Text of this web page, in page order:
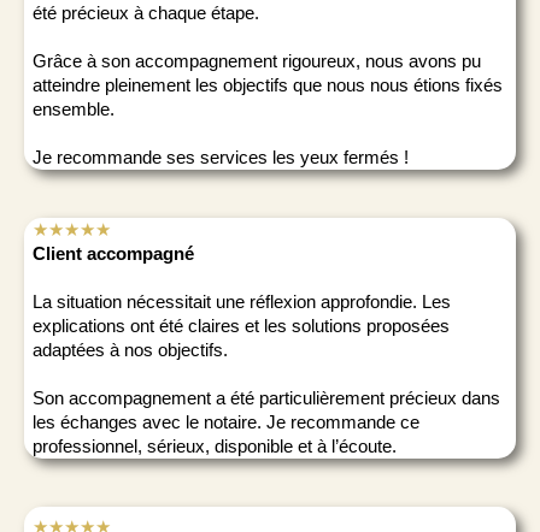
été précieux à chaque étape.
Grâce à son accompagnement rigoureux, nous avons pu
atteindre pleinement les objectifs que nous nous étions fixés
ensemble.
Je recommande ses services les yeux fermés !
★★★★★
Client accompagné
La situation nécessitait une réflexion approfondie. Les
explications ont été claires et les solutions proposées
adaptées à nos objectifs.
Son accompagnement a été particulièrement précieux dans
les échanges avec le notaire. Je recommande ce
professionnel, sérieux, disponible et à l’écoute.
★★★★★